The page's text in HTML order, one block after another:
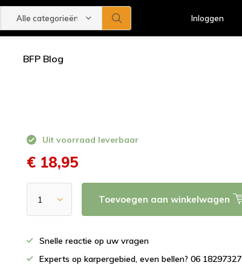
Alle categorieën Inloggen
BFP Blog
Uit voorraad leverbaar
€ 18,95
Toevoegen aan winkelwagen
Snelle reactie op uw vragen
Experts op karpergebied, even bellen? 06 18297327